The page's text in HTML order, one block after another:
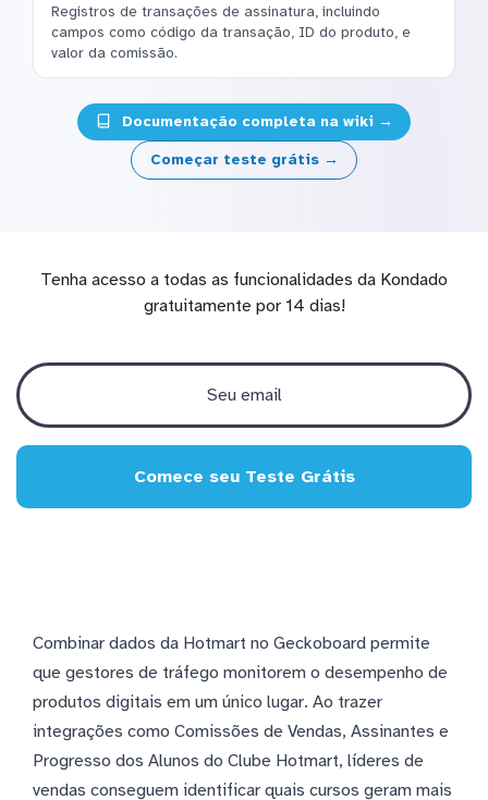
Registros de transações de assinatura, incluindo
campos como código da transação, ID do produto, e
valor da comissão.
Documentação completa na wiki →
Começar teste grátis →
Tenha acesso a todas as funcionalidades da Kondado
gratuitamente por 14 dias!
Comece seu Teste Grátis
Combinar dados da Hotmart no Geckoboard permite
que gestores de tráfego monitorem o desempenho de
produtos digitais em um único lugar. Ao trazer
integrações como Comissões de Vendas, Assinantes e
Progresso dos Alunos do Clube Hotmart, líderes de
vendas conseguem identificar quais cursos geram mais